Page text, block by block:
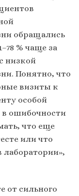
обращались
% чаще за
низкой
Понятно, что
визиты к
особой
в ошибочности
что еще
или что
от сильного